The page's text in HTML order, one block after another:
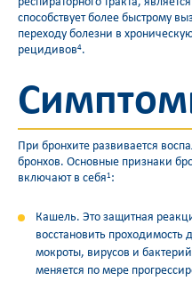
способствует более быстрому
переходу болезни в
рецидивов4.
При бронхите развивается
бронхов. Основные признаки
включают в себя1 :
Кашель. Это защитная
восстановить проходимость
мокроты, вирусов и
меняется по мере